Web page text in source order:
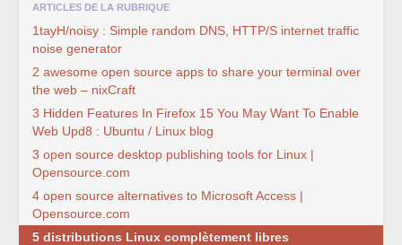
ARTICLES DE LA RUBRIQUE
1tayH/noisy : Simple random DNS, HTTP/S internet traffic
noise generator
2 awesome open source apps to share your terminal over
the web – nixCraft
3 Hidden Features In Firefox 15 You May Want To Enable
Web Upd8 : Ubuntu / Linux blog
3 open source desktop publishing tools for Linux |
Opensource.com
4 open source alternatives to Microsoft Access |
Opensource.com
5 distributions Linux complètement libres